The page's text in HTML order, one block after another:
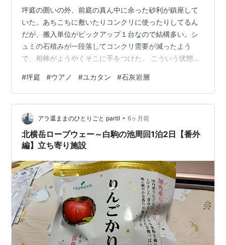
坪庭の囲いの外、前庭の真ん中に余った砂利が鎮座して
いた。あちこちに敷いたりコンクリに使ったりしてるん
だが、搬入単位がピックアップ１台なので結構多い。シ
ュミの石積みが一段落してコンクリ需要が減ったよう
で、相棒がようやくそこに手をつけた。 こういう状態だ
るものの外から中が結構見える。こんな「何かやってる
途中」みたいな庭でも村人はボニートと言ってくれる
が、日本人としてはいい加減、外構工事中なんじゃなく
て庭の手入れをしてるんだな程度に見えるようにした
い。ここ以外はもうきれいになったというわけではない
が、砂利などといういかにも建材…な物を片付けてくれ
#坪庭 #ウアノ #ユカタン #石灰岩層
アラ還ままのひとりごと partⅡ • 6ヶ月前
北横岳ロープウェー～白駒の池周回1泊2日【番外
編】立ち寄り施設